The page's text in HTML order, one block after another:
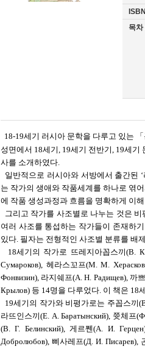
목차
18-19세기 러시아 문학을 다루고 있는
성면에서 18세기, 19세기 전반기, 19세
사를 소개하였다.
일반적으로 러시아와 서방에서 출간된
는 작가의 생애와 작품세계를 하나로 엮
에 작품 생성과정과 흐름을 명확하게 이
그리고 작가를 사조별로 나누는 것은
여러 사조를 통섭하는 작가들이 존재하
있다. 필자는 전형적인 사조별 분류를 배
18세기의 작가로 뜨레지아꼽스끼(В.
Сумароков), 헤라스꼬프(М. М.
Фонвизин), 라지쉐프(А. Н. Радищев), 까
Крылов) 등 14명을 다루었다. 이 책은 18
19세기의 작가와 비평가로는 주꼽스끼
라뜨인스끼(Е. А. Баратынский), 쯋체프
(В. Г. Белинский), 게르쩬(А. И.
Добролюбов), 삐사레프(Д. И. Писарев),